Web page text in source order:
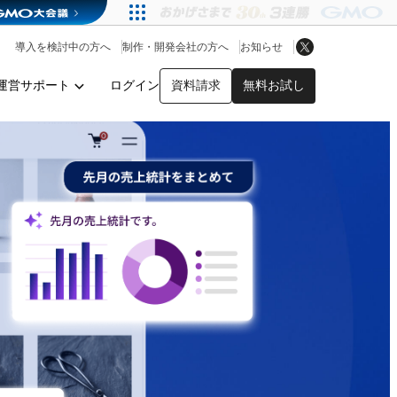
営サポート ログイン 資料請求 無料お試し
導入を検討中の方へ 制作・開発会社の方へ お知らせ
アプリストア